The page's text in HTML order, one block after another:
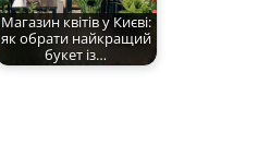
Магазин квітів у Києві:
як обрати найкращий
букет із…